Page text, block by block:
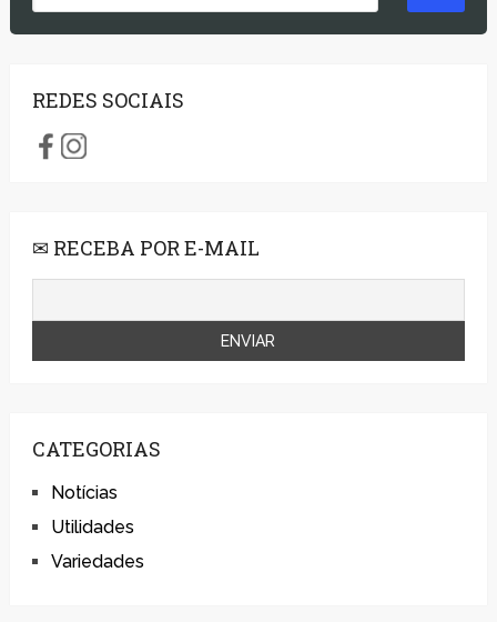
REDES SOCIAIS
✉ RECEBA POR E-MAIL
CATEGORIAS
Notícias
Utilidades
Variedades